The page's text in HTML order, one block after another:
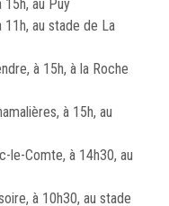
au Puy
au stade de La
à 15h, à la Roche
à 15h, au
le-Comte, à 14h30, au
à 10h30, au stade